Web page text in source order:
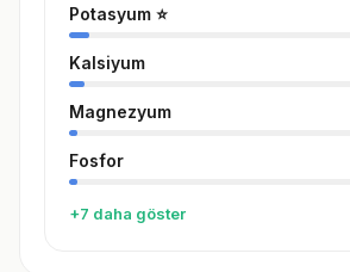
Potasyum ⭐
Kalsiyum
Magnezyum
Fosfor
+7 daha göster